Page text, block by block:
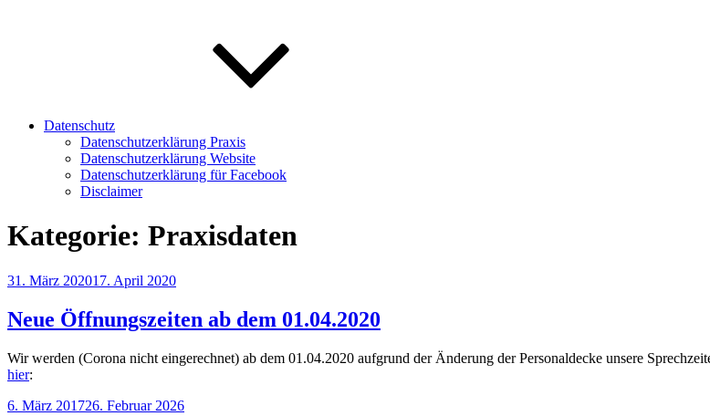
Datenschutz
Datenschutzerklärung Praxis
Datenschutzerklärung Website
Datenschutzerklärung für Facebook
Disclaimer
Kategorie: Praxisdaten
Veröffentlicht
31. März 202017. April 2020
Neue Öffnungszeiten ab dem 01.04.2020
Wir werden (Corona nicht eingerechnet) ab dem 01.04.2020 aufgrund der Änderung der Personaldecke unsere
hier:
Veröffentlicht
6. März 201726. Februar 2026